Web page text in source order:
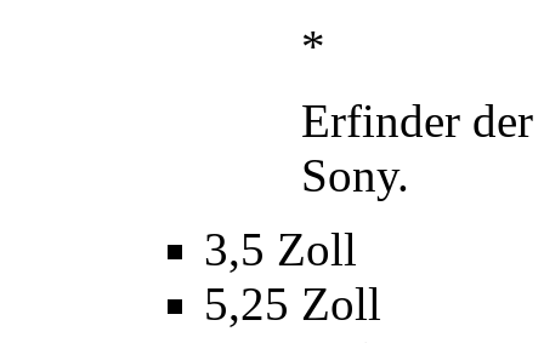
*
Erfinder
Sony.
3,5 Zoll
5,25 Zoll